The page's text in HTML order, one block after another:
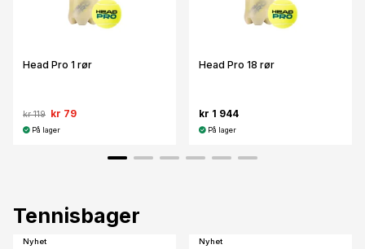
Head Pro 1 rør
kr 119 kr 79
På lager
Head Pro 18 rør
kr 1 944
På lager
Tennisbager
Nyhet Nyhet